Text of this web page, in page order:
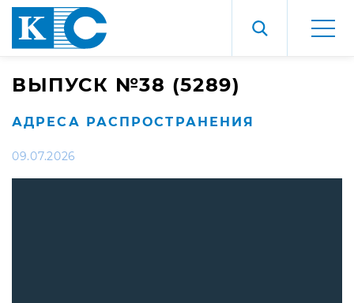
ВЫПУСК №38 (5289)
АДРЕСА РАСПРОСТРАНЕНИЯ
09.07.2026